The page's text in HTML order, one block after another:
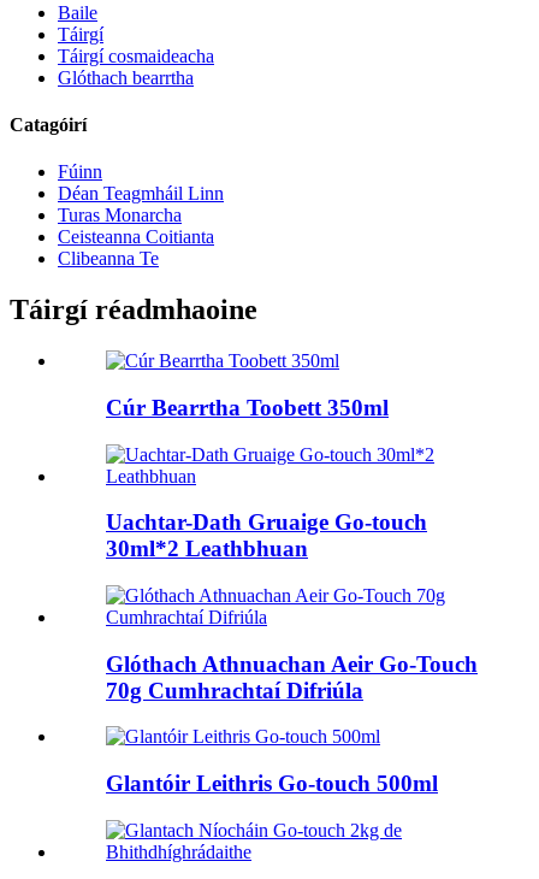
Baile
Táirgí
Táirgí cosmaideacha
Glóthach bearrtha
Catagóirí
Fúinn
Déan Teagmháil Linn
Turas Monarcha
Ceisteanna Coitianta
Clibeanna Te
Táirgí réadmhaoine
Cúr Bearrtha Toobett 350ml
Uachtar-Dath Gruaige Go-touch
30ml*2 Leathbhuan
Glóthach Athnuachan Aeir Go-Touch
70g Cumhrachtaí Difriúla
Glantóir Leithris Go-touch 500ml